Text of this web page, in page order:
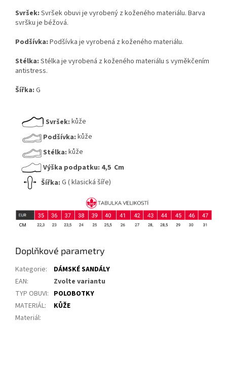
Svršek: Svršek obuvi je vyrobený z koženého materiálu. Barva
svršku je béžová.
Podšívka: Podšívka je vyrobená z koženého materiálu.
Stélka: Stélka je vyrobená z koženého materiálu s vyměkčením
antistress.
Šířka: G
Svršek: kůže
Podšívka: kůže
Stélka: kůže
Výška podpatku: 4,5 Cm
Šířka: G ( klasická šíře)
Doplňkové parametry
Kategorie:
DÁMSKÉ SANDÁLY
EAN:
Zvolte variantu
TYP OBUVI: POLOBOTKY
MATERIÁL:
KŮŽE
Materiál: